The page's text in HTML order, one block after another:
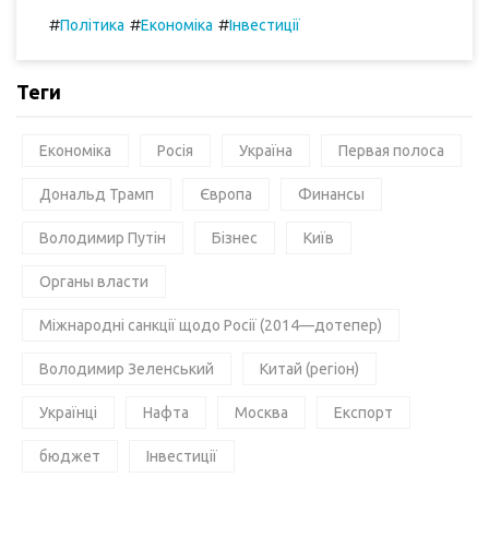
#Політика #Економіка #Інвестиції
Теги
Економіка Росія Україна Первая полоса
Дональд Трамп Європа Финансы
Володимир Путін Бізнес Київ
Органы власти
Міжнародні санкції щодо Росії (2014—дотепер)
Володимир Зеленський Китай (регіон)
Українці Нафта Москва Експорт
бюджет Інвестиції